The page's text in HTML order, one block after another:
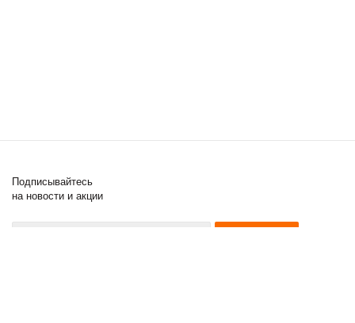
Подписывайтесь
на новости и акции